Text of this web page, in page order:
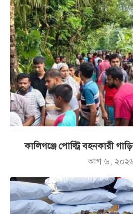
কালিগঞ্জে পোল্ট্রি বহনকারী
আগ ৬,